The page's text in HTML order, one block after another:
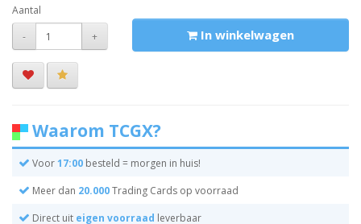
Aantal
-
+ In winkelwagen
Waarom TCGX?
Voor17:00 besteld = morgen in huis!
Meer dan 20.000Trading Cards op voorraad
Direct uit eigen voorraad leverbaar